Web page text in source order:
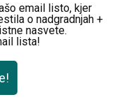
email listo, kjer
o nadgradnjah +
nasvete.
lista!